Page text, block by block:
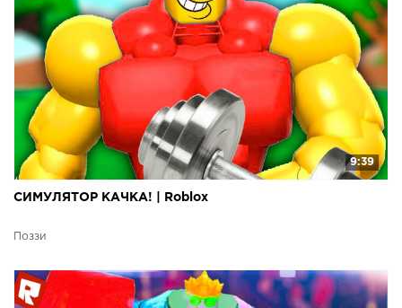
9:39
СИМУЛЯТОР КАЧКА! | Roblox
Поззи